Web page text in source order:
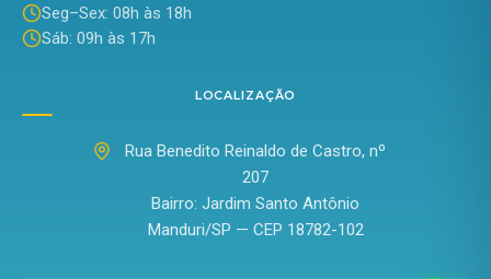
Seg–Sex: 08h às 18h
Sáb: 09h às 17h
LOCALIZAÇÃO
Rua Benedito Reinaldo de Castro, nº
207
Bairro: Jardim Santo Antônio
Manduri/SP — CEP 18782-102